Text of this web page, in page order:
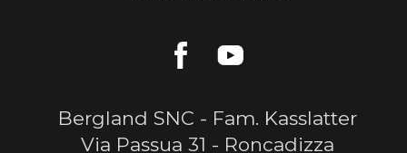
Bergland SNC - Fam. Kasslatter
Via Passua 31 - Roncadizza